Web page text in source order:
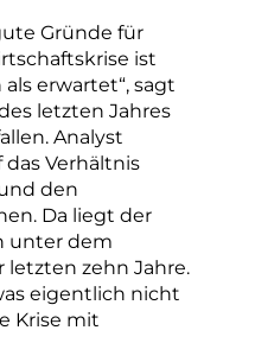
Gründe für
ist
erwartet“, sagt
letzten Jahres
Analyst
Verhältnis
den
Da liegt der
unter dem
zehn Jahre.
eigentlich nicht
Krise mit